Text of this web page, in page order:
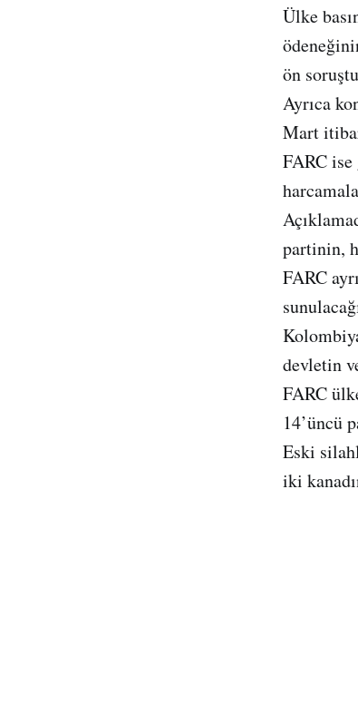
Ülke
ön
Ayrıca
Mart
FARC ise
partinin,
FARC
devletin
FARC
14’üncü
Eski
iki